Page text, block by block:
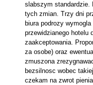
slabszym standardzie.
tych zmian. Trzy dni
biura podrozy
przewidzianego hotelu
zaakceptowania.
za osobe) oraz
zmuszona
bezsilnosc wobec
czekam na zwrot